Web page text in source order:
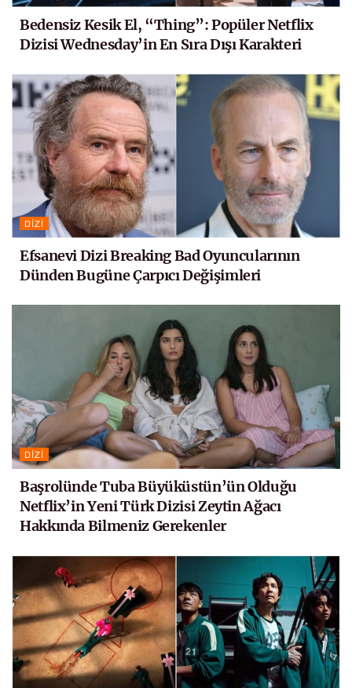
Bedensiz Kesik El, “Thing”: Popüler Netflix
Dizisi Wednesday’in En Sıra Dışı Karakteri
DIZI
Efsanevi Dizi Breaking Bad Oyuncularının
Dünden Bugüne Çarpıcı Değişimleri
DIZI
Başrolünde Tuba Büyüküstün’ün Olduğu
Netflix’in Yeni Türk Dizisi Zeytin Ağacı
Hakkında Bilmeniz Gerekenler